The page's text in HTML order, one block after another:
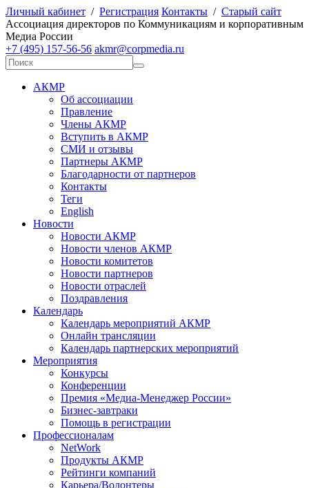
Личный кабинет / Регистрация Контакты / Старый сайт
Ассоциация директоров по Коммуникациям и корпоративным
Медиа России
+7 (495) 157-56-56 akmr@corpmedia.ru
АКМР
Об ассоциации
Правление
Члены АКМР
Вступить в АКМР
СМИ и отзывы
Партнеры АКМР
Благодарности от партнеров
Контакты
Теги
English
Новости
Новости АКМР
Новости членов АКМР
Новости комитетов
Новости партнеров
Новости отраслей
Поздравления
Календарь
Календарь мероприятий АКМР
Онлайн трансляции
Календарь партнерских мероприятий
Мероприятия
Конкурсы
Конференции
Премия «Медиа-Менеджер России»
Бизнес-завтраки
Помощь в регистрации
Профессионалам
NetWork
Продукты АКМР
Рейтинги компаний
Карьера/Волонтеры